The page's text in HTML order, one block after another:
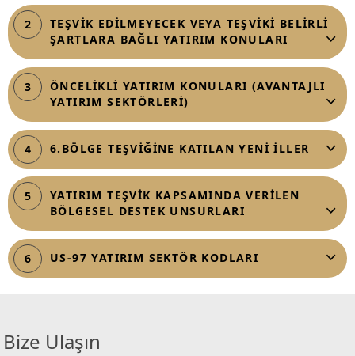
2
TEŞVİK EDİLMEYECEK VEYA TEŞVİKİ BELİRLİ
ŞARTLARA BAĞLI YATIRIM KONULARI
3
ÖNCELİKLİ YATIRIM KONULARI (AVANTAJLI
YATIRIM SEKTÖRLERİ)
4 6.BÖLGE TEŞVİĞİNE KATILAN YENİ İLLER
5
YATIRIM TEŞVİK KAPSAMINDA VERİLEN
BÖLGESEL DESTEK UNSURLARI
6 US-97 YATIRIM SEKTÖR KODLARI
Bize Ulaşın